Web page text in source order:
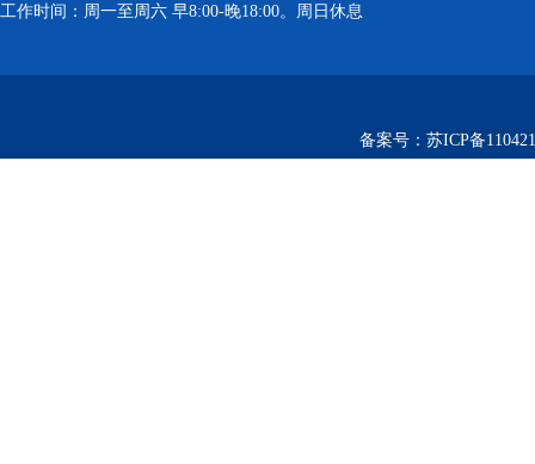
工作时间：周一至周六 早8:00-晚18:00。周日休息
备案号： 苏ICP备